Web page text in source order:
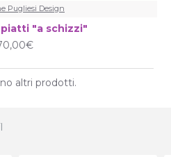
Pugliesi Design
"a schizzi"
altri prodotti.